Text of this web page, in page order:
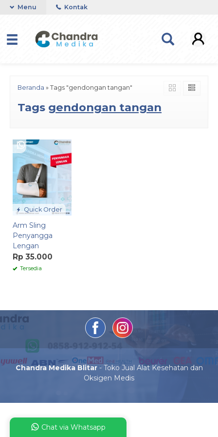
Menu Kontak
Beranda » Tags "gendongan tangan"
Tags gendongan tangan
Quick Order
Arm Sling
Penyangga
Lengan
Rp 35.000
Tersedia
Chandra Medika Blitar- Toko Jual Alat Kesehatan dan
Oksigen Medis
Chat via Whatsapp